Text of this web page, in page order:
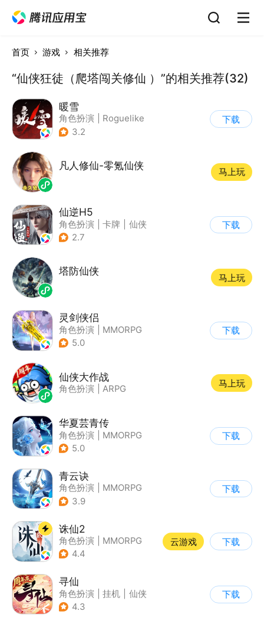
首页 游戏 相关推荐
“仙侠狂徒（爬塔闯关修仙 ）”的相关推荐(32)
暖雪
角色扮演
Roguelike
| 奇幻
3.2
下载
凡人修仙-零氪仙侠
马上玩
仙逆H5
角色扮演 卡牌
仙侠
| 中国风
2.7
下载
塔防仙侠
马上玩
灵剑侠侣
角色扮演
MMORPG
| 仙侠
5.0
下载
仙侠大作战
角色扮演 ARPG
马上玩
华夏芸青传
角色扮演
MMORPG
| 仙侠
5.0
下载
青云诀
角色扮演
MMORPG
| 仙侠
3.9
下载
诛仙2
角色扮演
MMORPG
| 仙侠
4.4
云游戏 下载
寻仙
角色扮演 挂机
仙侠
| 寻仙
4.3
下载